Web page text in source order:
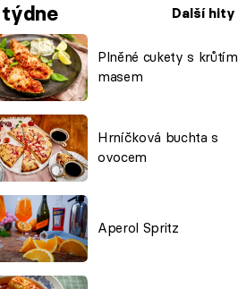
Další hity
Plněné cukety s krůtím
masem
Hrníčková buchta s
ovocem
Aperol Spritz